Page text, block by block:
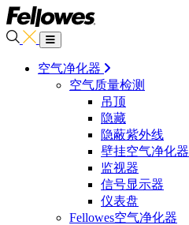
空气净化器
空气质量检测
吊顶
隐藏
隐蔽紫外线
壁挂空气净化器
监视器
信号显示器
仪表盘
Fellowes空气净化器